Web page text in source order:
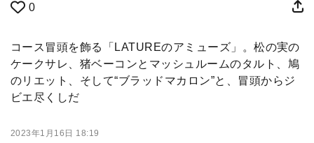
0
コース冒頭を飾る「LATUREのアミューズ」。松の実の
ケークサレ、猪ベーコンとマッシュルームのタルト、鳩
のリエット、そして“ブラッドマカロン”と、冒頭からジ
ビエ尽くしだ
2023年1月16日 18:19